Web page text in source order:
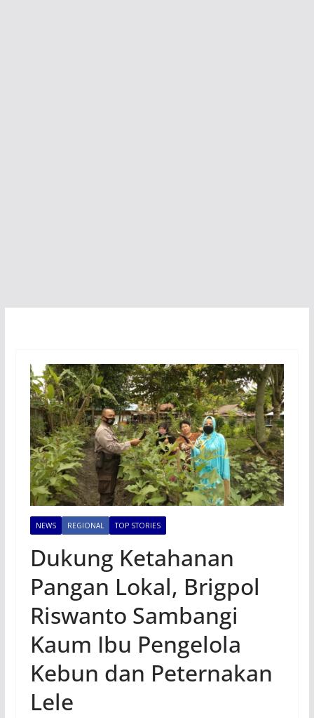
NEWS REGIONAL TOP STORIES
Dukung Ketahanan
Pangan Lokal, Brigpol
Riswanto Sambangi
Kaum Ibu Pengelola
Kebun dan Peternakan
Lele